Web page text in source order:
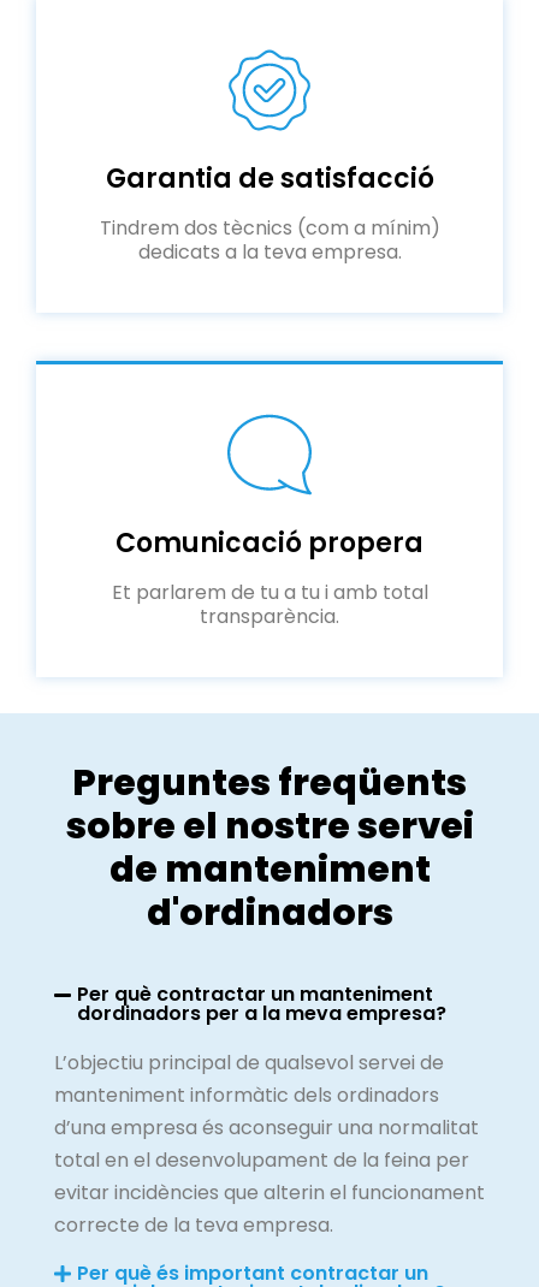
Garantia de satisfacció
Tindrem dos tècnics (com a mínim)
dedicats a la teva empresa.
Comunicació propera
Et parlarem de tu a tu i amb total
transparència.
Preguntes freqüents
sobre el nostre servei
de manteniment
d'ordinadors
Per què contractar un manteniment
dordinadors per a la meva empresa?
L’objectiu principal de qualsevol servei de
manteniment informàtic dels ordinadors
d’una empresa és aconseguir una normalitat
total en el desenvolupament de la feina per
evitar incidències que alterin el funcionament
correcte de la teva empresa.
Per què és important contractar un